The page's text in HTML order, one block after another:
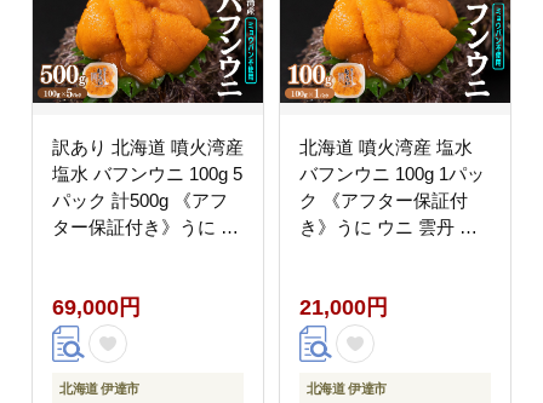
訳あり 北海道 噴火湾産
塩水 バフンウニ 100g 5
パック 計500g 《アフ
ター保証付き》うに ウ
厚 無添加 産地直送 お
取り寄せ 山村水産 送料
無料
69,000円
北海道 伊達市
北海道 噴火湾産 塩水
バフンウニ 100g 1パッ
ク 《アフター保証付
き》うに ウニ 雲丹 海
産地直送 産直 お取り寄
せ 山村水産 送料無料
21,000円
北海道 伊達市